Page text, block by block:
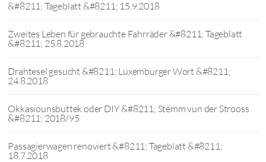
&#8211; Tageblatt &#8211; 15.9.2018
Zweites Leben für gebrauchte Fahrräder &#8211; Tageblatt
&#8211; 25.8.2018
Drahtesel gesucht &#8211; Luxemburger Wort &#8211;
24.8.2018
Okkasiounsbuttek oder DIY &#8211; Stëmm vun der Strooss
&#8211; 2018/95
Passagierwagen renoviert &#8211; Tageblatt &#8211;
18.7.2018